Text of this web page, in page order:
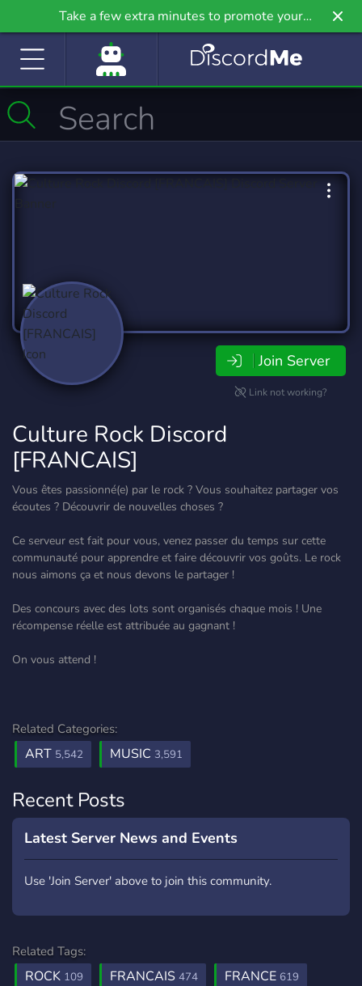
Take a few extra minutes to promote your
community even further on Griv.io, our newest
Join Server
Link not working?
Culture Rock Discord
[FRANCAIS]
Vous êtes passionné(e) par le rock ? Vous souhaitez partager vos
écoutes ? Découvrir de nouvelles choses ?
Ce serveur est fait pour vous, venez passer du temps sur cette
communauté pour apprendre et faire découvrir vos goûts. Le rock
nous aimons ça et nous devons le partager !
Des concours avec des lots sont organisés chaque mois ! Une
récompense réelle est attribuée au gagnant !
On vous attend !
Related Categories:
ART 5,542 MUSIC 3,591
Recent Posts
Latest Server News and Events
Use 'Join Server' above to join this community.
Related Tags:
ROCK 109 FRANCAIS 474 FRANCE 619